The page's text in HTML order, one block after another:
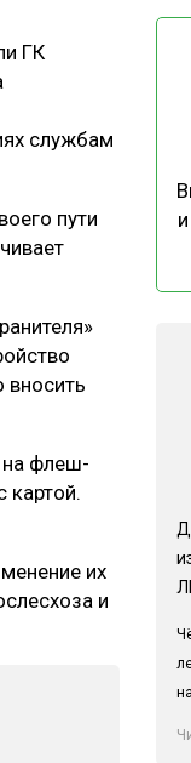
ТЕХНОЛОГИИ
КАЛЕНДАРЬ
ГК
службам
пути
вносить
на флеш-
картой.
их
и